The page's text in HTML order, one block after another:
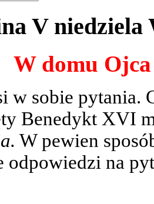
V niedziela
W domu
w sobie pytania.
Benedykt XVI
W pewien
odpowiedzi na